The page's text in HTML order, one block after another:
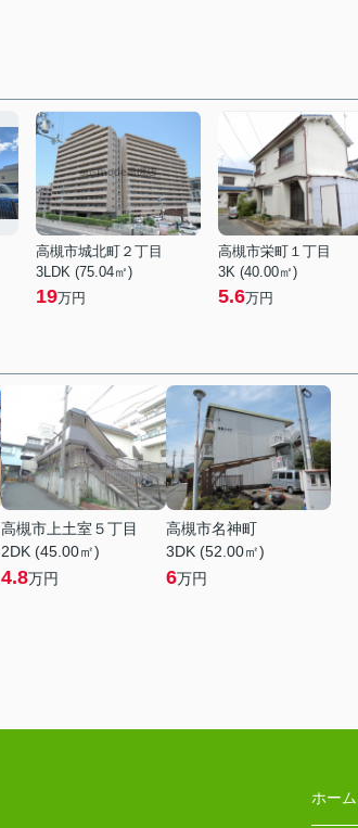
高槻市城北町２丁目
3LDK (75.04㎡)
19万円
高槻市栄町１丁目
3K (40.00㎡)
5.6万円
高槻市上土室５丁目
2DK (45.00㎡)
4.8万円
高槻市名神町
3DK (52.00㎡)
6万円
ホーム